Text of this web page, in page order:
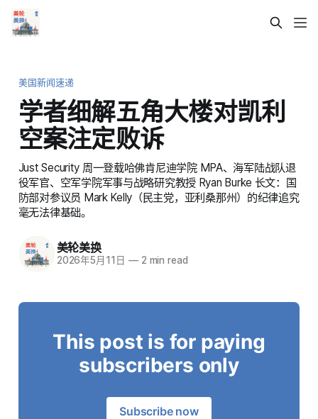
美国新闻速递
学者细解五角大楼对凯利
空案注定败诉
Just Security 周一登载哈佛肯尼迪学院 MPA、海军陆战队退
役军官、空军学院军事与战略研究教授 Ryan Burke 长文：国
防部对参议员 Mark Kelly（民主党，亚利桑那州）的纪律追究
毫无法律基础。
美轮美换
2026年5月11日 —2 min read
This post is for paying
subscribers only
Subscribe now